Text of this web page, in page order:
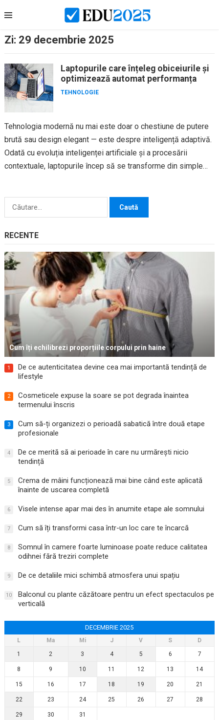
to
Zi: 29 decembrie 2025
Laptopurile care înțeleg obiceiurile și
optimizează automat performanța
TEHNOLOGIE
Tehnologia modernă nu mai este doar o chestiune de putere
brută sau design elegant — este despre inteligență adaptivă.
Odată cu evoluția inteligenței artificiale și a procesării
contextuale, laptopurile încep să se transforme din simple
Caută
RECENTE
Cum îți echilibrezi proporțiile corpului prin haine
1
De ce autenticitatea devine cea mai importantă tendință de
lifestyle
2
Cosmeticele expuse la soare se pot degrada înaintea
termenului înscris
3
Cum să-ți organizezi o perioadă sabatică între două etape
profesionale
4
De ce merită să ai perioade în care nu urmărești nicio
tendință
5
Crema de mâini funcționează mai bine când este aplicată
înainte de uscarea completă
6 Visele intense apar mai des în anumite etape ale somnului
7 Cum să îți transformi casa într-un loc care te încarcă
8
Somnul în camere foarte luminoase poate reduce calitatea
odihnei fără treziri complete
9 De ce detaliile mici schimbă atmosfera unui spațiu
10
Balconul cu plante căzătoare pentru un efect spectaculos pe
verticală
DECEMBRIE 2025
L Ma Mi J V S
D
1
2 3 4 5 6 7
8 9 10 11 12 13 14
15 16 17 18 19 20 21
22 23 24 25 26 27 28
29 30
31